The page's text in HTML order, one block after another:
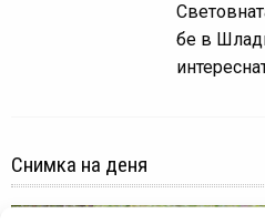
бе в
Снимка на деня